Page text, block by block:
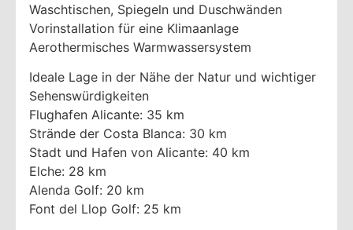
Waschtischen, Spiegeln und Duschwänden
Vorinstallation für eine Klimaanlage
Aerothermisches Warmwassersystem
Ideale Lage in der Nähe der Natur und wichtiger
Sehenswürdigkeiten
Flughafen Alicante: 35 km
Strände der Costa Blanca: 30 km
Stadt und Hafen von Alicante: 40 km
Elche: 28 km
Alenda Golf: 20 km
Font del Llop Golf: 25 km